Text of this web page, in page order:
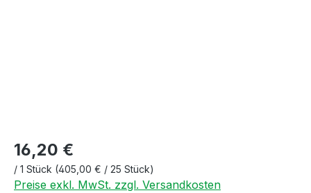
16,20 €
/ 1 Stück (405,00 € / 25 Stück)
Preise exkl. MwSt. zzgl. Versandkosten